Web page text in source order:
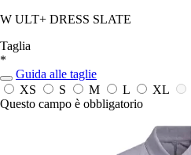
W ULT+ DRESS SLATE
Taglia
*
Guida alle taglie
XS
S M L XL
Questo campo è obbligatorio